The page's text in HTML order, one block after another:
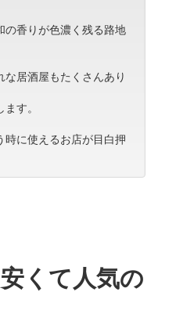
の香りが色濃く残る路地
居酒屋もたくさんあり
す。
に使えるお店が目白押
くて人気の